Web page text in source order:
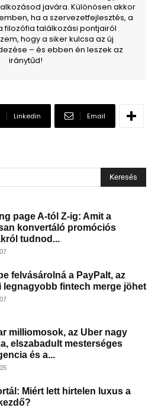
javára. Különösen akkor
ha a szervezetfejlesztés, a
filozófia találkozási pontjairól
hogy a siker kulcsa az új
– és ebben én leszek az
iránytűd!
Linkedin Email
Keresés
page A-tól Z-ig: Amit a
konvertáló promóciós
tudnod...
felvásárolná a PayPalt, az
legnagyobb fintech merge jöhet
milliomosok, az Uber nagy
elszabadult mesterséges
és a...
Miért lett hirtelen luxus a